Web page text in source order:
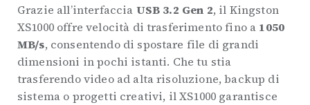
Grazie all’interfaccia USB 3.2 Gen 2, il Kingston
XS1000 offre velocità di trasferimento fino a 1050
MB/s, consentendo di spostare file di grandi
dimensioni in pochi istanti. Che tu stia
trasferendo video ad alta risoluzione, backup di
sistema o progetti creativi, il XS1000 garantisce